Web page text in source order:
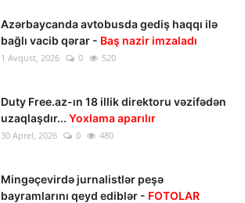
Azərbaycanda avtobusda gediş haqqı ilə
bağlı vacib qərar - Baş nazir imzaladı
1 Avqust, 2026 0 520
Duty Free.az-ın 18 illik direktoru vəzifədən
uzaqlaşdır... Yoxlama aparılır
30 Aprel, 2026 0 480
Mingəçevirdə jurnalistlər peşə
bayramlarını qeyd ediblər - FOTOLAR